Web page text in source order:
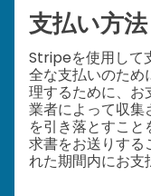
支払い方法
Stripeを使用して
全な支払いのため
理するために、お
業者によって収集
を引き落とすこ
求書をお送りする
れた期間内にお支